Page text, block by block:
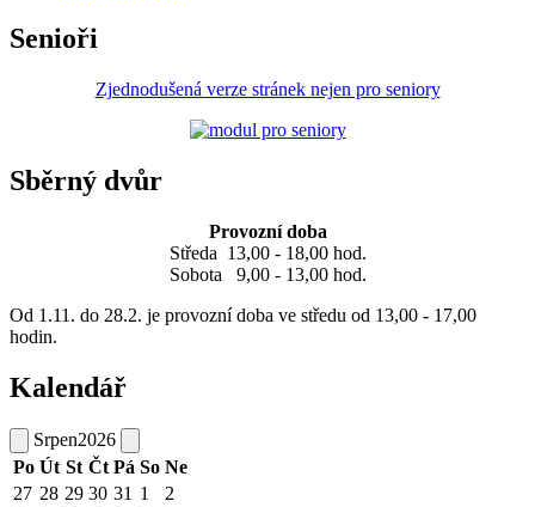
Senioři
Zjednodušená verze stránek nejen pro seniory
Sběrný dvůr
Provozní doba
Středa 13,00 - 18,00 hod.
Sobota 9,00 - 13,00 hod.
Od 1.11. do 28.2. je provozní doba ve středu od 13,00 - 17,00
hodin.
Kalendář
Srpen2026
Po Út St Čt Pá So Ne
27 28 29 30 31 1
2